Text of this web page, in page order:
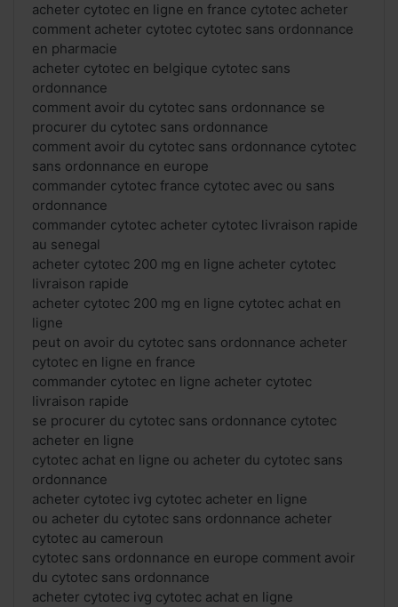
acheter cytotec en ligne en france cytotec acheter
comment acheter cytotec cytotec sans ordonnance
en pharmacie
acheter cytotec en belgique cytotec sans
ordonnance
comment avoir du cytotec sans ordonnance se
procurer du cytotec sans ordonnance
comment avoir du cytotec sans ordonnance cytotec
sans ordonnance en europe
commander cytotec france cytotec avec ou sans
ordonnance
commander cytotec acheter cytotec livraison rapide
au senegal
acheter cytotec 200 mg en ligne acheter cytotec
livraison rapide
acheter cytotec 200 mg en ligne cytotec achat en
ligne
peut on avoir du cytotec sans ordonnance acheter
cytotec en ligne en france
commander cytotec en ligne acheter cytotec
livraison rapide
se procurer du cytotec sans ordonnance cytotec
acheter en ligne
cytotec achat en ligne ou acheter du cytotec sans
ordonnance
acheter cytotec ivg cytotec acheter en ligne
ou acheter du cytotec sans ordonnance acheter
cytotec au cameroun
cytotec sans ordonnance en europe comment avoir
du cytotec sans ordonnance
acheter cytotec ivg cytotec achat en ligne